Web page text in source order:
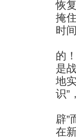
恢
掩
时
谢
的
是
地
识”
所
辟”
在